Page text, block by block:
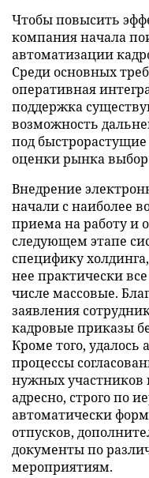
Чтобы повысить
компания начала
автоматизации
Среди основных
оперативная
поддержка
возможность
под
оценки рынка выбор
Внедрение
начали с наиболее
приема на работу и
следующем этапе
специфику
нее практически
числе массовые.
заявления
кадровые приказы
Кроме того, удалось
процессы
нужных участников
адресно, строго по
автоматически
отпусков,
документы по
мероприятиям.